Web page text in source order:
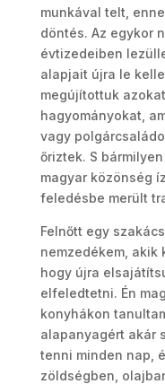
munkával telt,
döntés. Az egykor
évtizedeiben
alapjait újra le
megújítottuk
hagyományokat,
vagy
őriztek. S
magyar közönség
feledésbe merült
Felnőtt egy
nemzedékem, akik
hogy újra
elfeledtetni. Én
konyhákon
alapanyagért akár
tenni minden nap,
zöldségben,